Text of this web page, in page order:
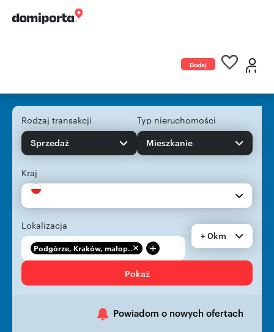
Dodaj
Rodzaj transakcji
Sprzedaż
Typ nieruchomości
Mieszkanie
Kraj
Lokalizacja
Podgórze, Kraków, małop... +
+ 0km
Pokaż
Powiadom o nowych ofertach